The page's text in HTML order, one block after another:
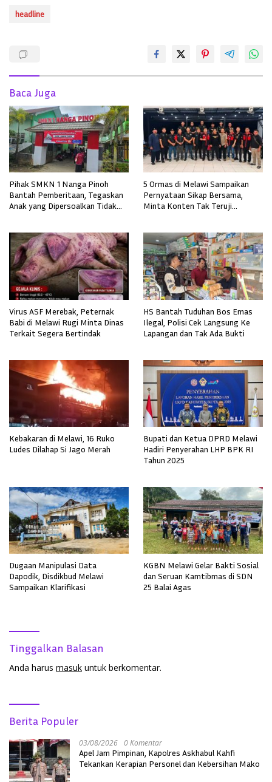
headline
Baca Juga
Pihak SMKN 1 Nanga Pinoh
Bantah Pemberitaan, Tegaskan
Anak yang Dipersoalkan Tidak
5 Ormas di Melawi Sampaikan
Pernyataan Sikap Bersama,
Minta Konten Tak Teruji
Virus ASF Merebak, Peternak
Babi di Melawi Rugi Minta Dinas
Terkait Segera Bertindak
HS Bantah Tuduhan Bos Emas
Ilegal, Polisi Cek Langsung Ke
Lapangan dan Tak Ada Bukti
Kebakaran di Melawi, 16 Ruko
Ludes Dilahap Si Jago Merah
Bupati dan Ketua DPRD Melawi
Hadiri Penyerahan LHP BPK RI
Tahun 2025
Dugaan Manipulasi Data
Dapodik, Disdikbud Melawi
Sampaikan Klarifikasi
KGBN Melawi Gelar Bakti Sosial
dan Seruan Kamtibmas di SDN
25 Balai Agas
Tinggalkan Balasan
Anda harus masuk untuk berkomentar.
Berita Populer
03/08/2026 0 Komentar
Apel Jam Pimpinan, Kapolres Askhabul Kahfi
Tekankan Kerapian Personel dan Kebersihan Mako